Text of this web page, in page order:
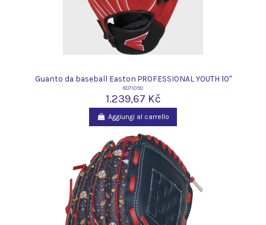
Guanto da baseball Easton PROFESSIONAL YOUTH 10"
8071090
1.239,67 Kč
Aggiungi al carrello